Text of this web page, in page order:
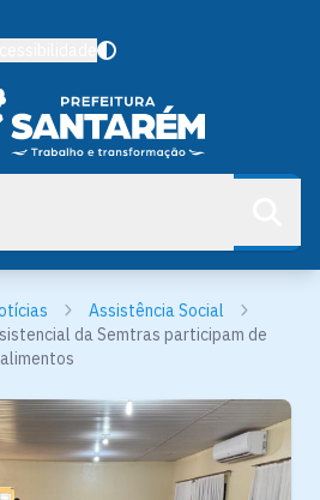
Assistência Social
da Semtras participam de